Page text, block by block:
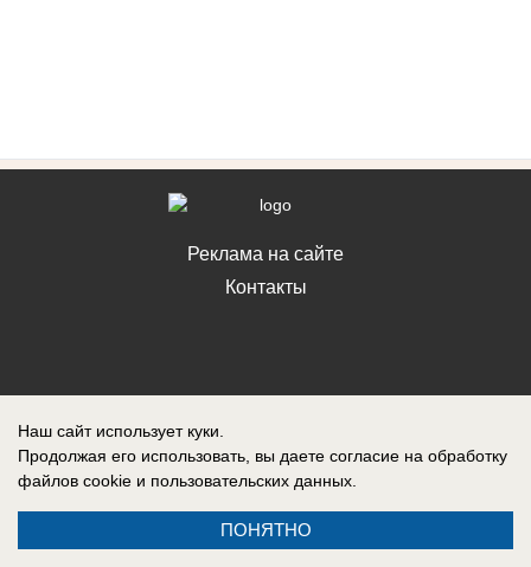
Реклама на сайте
Контакты
Наш сайт использует куки.
Продолжая его использовать, вы даете согласие на обработку
файлов cookie и пользовательских данных.
ПОНЯТНО